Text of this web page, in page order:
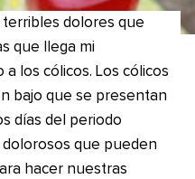
dolores que
que llega mi
los cólicos. Los cólicos
bajo que se presentan
días del periodo
que pueden
hacer nuestras